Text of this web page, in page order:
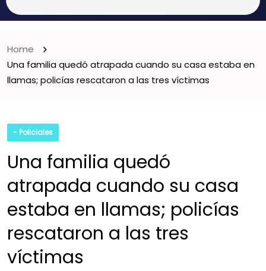
Home
Una familia quedó atrapada cuando su casa estaba en
llamas; policías rescataron a las tres víctimas
- Policiales
Una familia quedó
atrapada cuando su casa
estaba en llamas; policías
rescataron a las tres
víctimas